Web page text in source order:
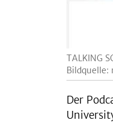
TALKING
Bildquelle:
Der